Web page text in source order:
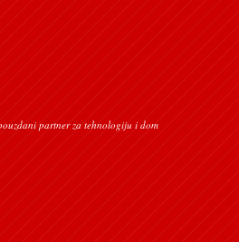
partner za tehnologiju i dom